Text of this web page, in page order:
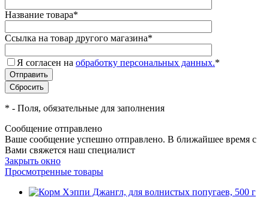
Название товара*
Ссылка на товар другого магазина*
Я согласен на обработку персональных данных.*
* - Поля, обязательные для заполнения
Сообщение отправлено
Ваше сообщение успешно отправлено. В ближайшее время с
Вами свяжется наш специалист
Закрыть окно
Просмотренные товары